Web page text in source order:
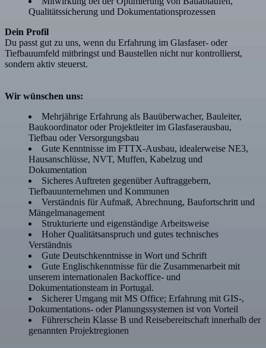
Qualitätssicherung und Dokumentationsprozessen
Dein Profil
Du passt gut zu uns, wenn du Erfahrung im Glasfaser- oder
Tiefbauumfeld mitbringst und Baustellen nicht nur kontrollierst,
sondern aktiv steuerst.
Wir wünschen uns:
Mehrjährige Erfahrung als Bauüberwacher, Bauleiter,
Baukoordinator oder Projektleiter im Glasfaserausbau,
Tiefbau oder Versorgungsbau
Gute Kenntnisse im FTTX-Ausbau, idealerweise NE3,
Hausanschlüsse, NVT, Muffen, Kabelzug und
Dokumentation
Sicheres Auftreten gegenüber Auftraggebern,
Tiefbauunternehmen und Kommunen
Verständnis für Aufmaß, Abrechnung, Baufortschritt und
Mängelmanagement
Strukturierte und eigenständige Arbeitsweise
Hoher Qualitätsanspruch und gutes technisches
Verständnis
Gute Deutschkenntnisse in Wort und Schrift
Gute Englischkenntnisse für die Zusammenarbeit mit
unserem internationalen Backoffice- und
Dokumentationsteam in Portugal.
Sicherer Umgang mit MS Office; Erfahrung mit GIS-,
Dokumentations- oder Planungssystemen ist von Vorteil
Führerschein Klasse B und Reisebereitschaft innerhalb der
genannten Projektregionen